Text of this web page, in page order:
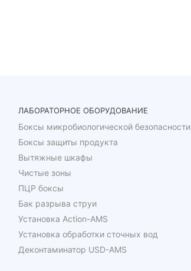
ЛАБОРАТОРНОЕ ОБОРУДОВАНИЕ
Боксы микробиологической безопасности
Боксы защиты продукта
Вытяжные шкафы
Чистые зоны
ПЦР боксы
Бак разрыва струи
Установка Action-AMS
Установка обработки сточных вод
Деконтаминатор USD-AMS